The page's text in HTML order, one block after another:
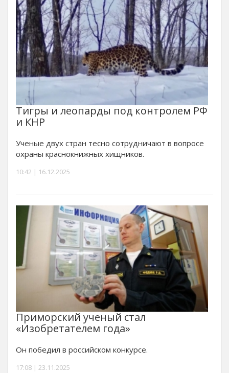
Тигры и леопарды под контролем РФ
и КНР
Ученые двух стран тесно сотрудничают в вопросе
охраны краснокнижных хищников.
10:42 | 16.12.2025
Приморский ученый стал
«Изобретателем года»
Он победил в российском конкурсе.
17:08 | 23.11.2025